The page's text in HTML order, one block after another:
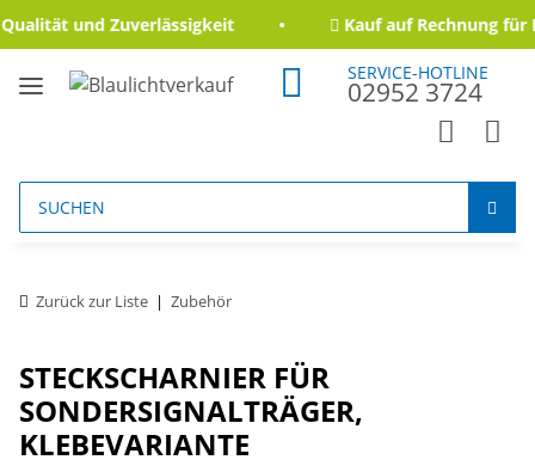
und Zuverlässigkeit Kauf auf Rechnung für
SERVICE-HOTLINE
02952 3724
Zurück zur Liste Zubehör
STECKSCHARNIER FÜR
SONDERSIGNALTRÄGER,
KLEBEVARIANTE